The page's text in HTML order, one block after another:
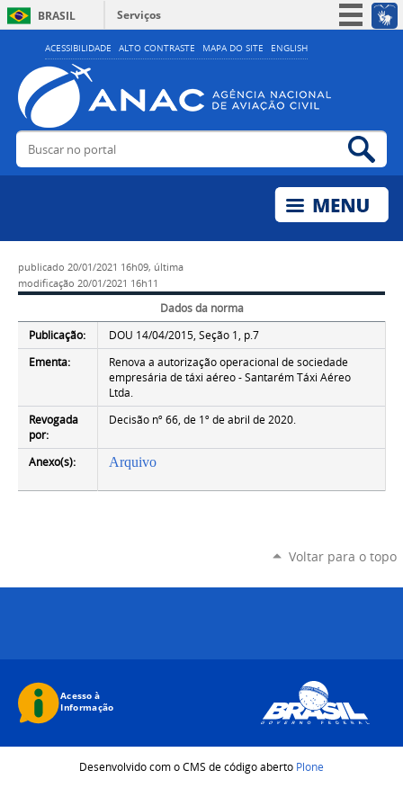
ACESSIBILIDADE ALTO CONTRASTE MAPA DO SITE ENGLISH
BRASIL
Serviços
Simplifique!
Acesso à informação
Legislação
Buscar no portal
publicado 20/01/2021 16h09, última
modificação 20/01/2021 16h11
Dados da norma
Publicação:
DOU 14/04/2015, Seção 1, p.7
Ementa:
Renova a autorização operacional de sociedade
empresária de táxi aéreo - Santarém Táxi Aéreo
Ltda.
Revogada
por:
Decisão nº 66, de 1º de abril de 2020.
Anexo(s): Arquivo
Voltar para o topo
Desenvolvido com o CMS de código aberto Plone